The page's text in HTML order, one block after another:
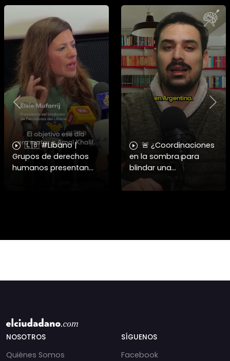
🇱🇧 #Libano |
Grupos de derechos
humanos presentan
🚨 ¿Coordinaciones
en la sombra para
blindar una
candidatura
presidencial? Nuevos
Previous
NOSOTROS
Quiénes Somos
SÍGUENOS
Facebook